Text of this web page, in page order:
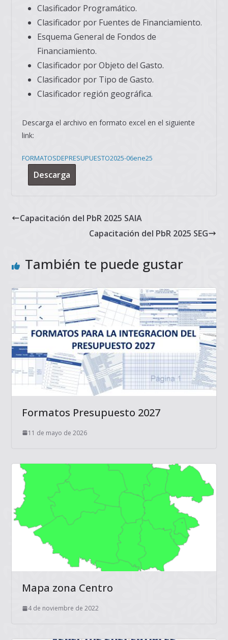
Clasificador Programático.
Clasificador por Fuentes de Financiamiento.
Esquema General de Fondos de
Financiamiento.
Clasificador por Objeto del Gasto.
Clasificador por Tipo de Gasto.
Clasificador región geográfica.
Descarga el archivo en formato excel en el siguiente
link:
FORMATOSDEPRESUPUESTO2025-06ene25
Descarga
Capacitación del PbR 2025 SAIA
Capacitación del PbR 2025 SEG
También te puede gustar
Formatos Presupuesto 2027
11 de mayo de 2026
Mapa zona Centro
4 de noviembre de 2022